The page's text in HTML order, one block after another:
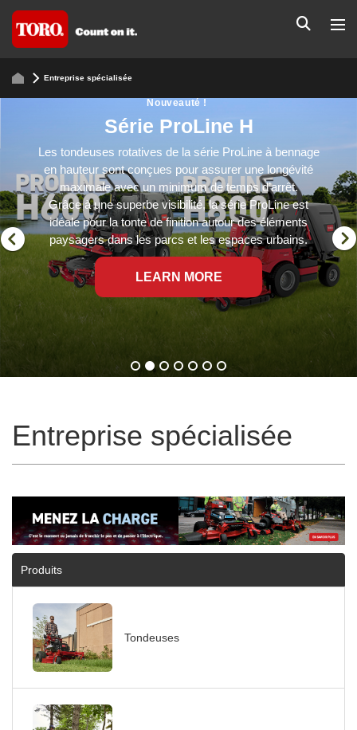
Entreprise spécialisée
Nouveauté !
Série ProLine H
Les tondeuses rotatives de la série ProLine à bennage
en hauteur sont conçues pour assurer une longévité
maximale avec un minimum de temps d’arrêt.
Grâce à une superbe visibilité, la série ProLine est
idéale pour la tonte de finition autour des éléments
paysagers dans les parcs et les espaces urbains.
LEARN MORE
Entreprise spécialisée
Produits
Tondeuses